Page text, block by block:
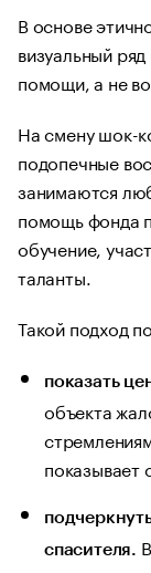
В основе
визуальный
помощи, а не
На смену шок-
подопечные
занимаются
помощь фонда
обучение,
таланты.
Такой подход
показать
объекта
показывает
спасителя.